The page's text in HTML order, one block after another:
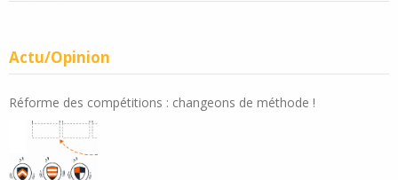
Actu/Opinion
Réforme des compétitions : changeons de méthode !